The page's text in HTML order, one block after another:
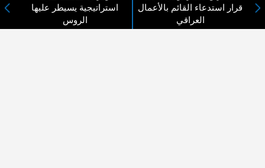
اختيارات القراء
قرار استدعاء القائم بالأعمال
العراقي
استراتيجية يسيطر عليها
الروس